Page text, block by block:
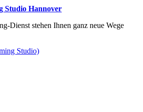
Studio Hannover
Dienst stehen Ihnen ganz neue Wege
Studio)